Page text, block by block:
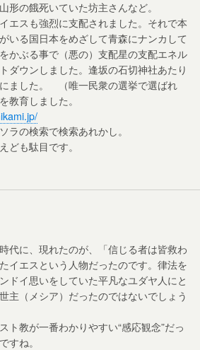
形の餓死いていた坊主さんなど。
エスも強烈に支配されました。それで本
いる国日本をめざして青森にナンカして
かぶる事で（悪の）支配星の支配エネル
ダウンしました。逢坂の石切神社あたり
ました。 （唯一民衆の選挙で選ばれ
教育しました。
ラの検索で検索あれかし。
ども駄目です。
代に、現れたのが、「信じる者は皆救わ
イエスという人物だったのです。律法を
ドイ思いをしていた平凡なユダヤ人にと
主（メシア）だったのではないでしょう
ト教が一番わかりやすい“感応観念”だっ
すね。